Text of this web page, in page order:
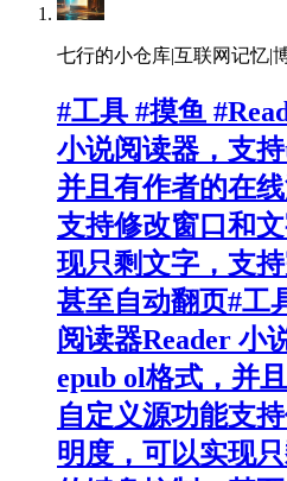
七行的小仓库|互联网记忆|
#工具 #摸鱼
小说阅读器，支
并且有作者的在
支持修改窗口和
现只剩文字，支
甚至自动翻页#工
阅读器Reader 小
epub ol格式，并
自定义源功能支
明度，可以实现